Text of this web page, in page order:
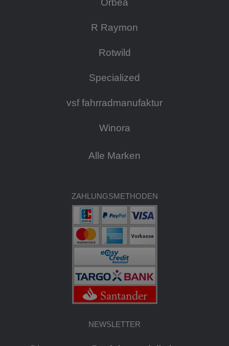
Orbea
R Raymon
Rotwild
Specialized
vsf fahrradmanufaktur
Winora
Alle Marken
ZAHLUNGSMETHODEN
NEWSLETTER